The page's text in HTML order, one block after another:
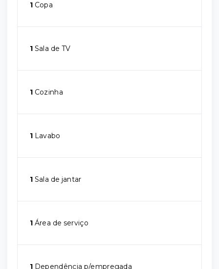
1 Copa
1 Sala de TV
1 Cozinha
1 Lavabo
1 Sala de jantar
1 Área de serviço
1 Dependência p/empregada